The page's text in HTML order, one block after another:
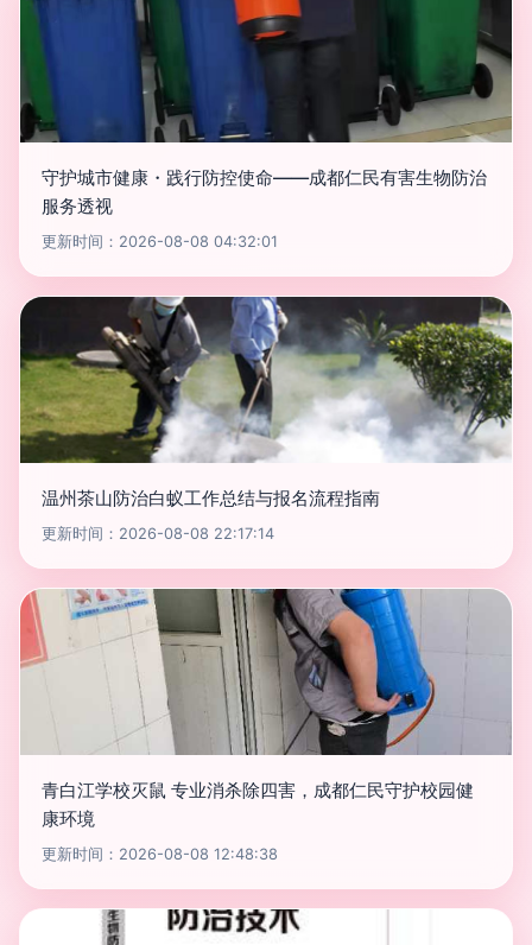
守护城市健康・践行防控使命——成都仁民有害生物防治
服务透视
更新时间：2026-08-08 04:32:01
温州茶山防治白蚁工作总结与报名流程指南
更新时间：2026-08-08 22:17:14
青白江学校灭鼠 专业消杀除四害，成都仁民守护校园健
康环境
更新时间：2026-08-08 12:48:38